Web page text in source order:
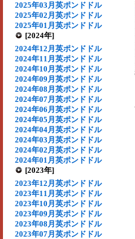
2025年03月英ポンドドル
2025年02月英ポンドドル
2025年01月英ポンドドル
[2024年]
2024年12月英ポンドドル
2024年11月英ポンドドル
2024年10月英ポンドドル
2024年09月英ポンドドル
2024年08月英ポンドドル
2024年07月英ポンドドル
2024年06月英ポンドドル
2024年05月英ポンドドル
2024年04月英ポンドドル
2024年03月英ポンドドル
2024年02月英ポンドドル
2024年01月英ポンドドル
[2023年]
2023年12月英ポンドドル
2023年11月英ポンドドル
2023年10月英ポンドドル
2023年09月英ポンドドル
2023年08月英ポンドドル
2023年07月英ポンドドル